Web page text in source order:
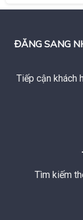
ĐĂNG SANG
Tiếp cận khách
Tìm kiếm